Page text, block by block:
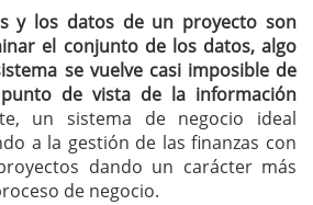
y los datos de un proyecto son
el conjunto de los datos, algo
se vuelve casi imposible de
de vista de la información
un sistema de negocio ideal
a la gestión de las finanzas con
dando un carácter más
de negocio.